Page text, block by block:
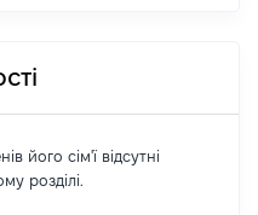
його сім'ї відсутні
розділі.